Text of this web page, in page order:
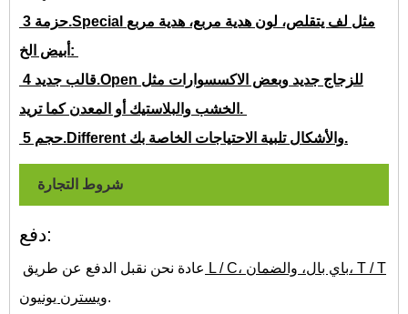
أبيض الخ:
الخشب والبلاستيك أو المعدن كما تريد.
حجم 5.Different والأشكال تلبية الاحتياجات الخاصة بك.
شروط التجارة
دفع:
عادة نحن نقبل الدفع عن طريق L / C، باي بال، والضمان، T / T
ويسترن يونيون.